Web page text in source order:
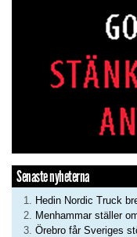
Senaste nyheterna
Hedin Nordic Truck
Menhammar ställer
Örebro får Sveriges